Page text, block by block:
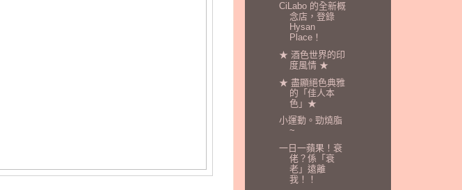
CiLabo 的全新概
念店，登錄
Hysan
Place！
★ 酒色世界的印
度風情 ★
★ 盡顯絕色典雅
的「佳人本
色」★
小運動。勁燒脂
~
一日一蘋果！衰
佬？係「衰
老」遠離
我！！